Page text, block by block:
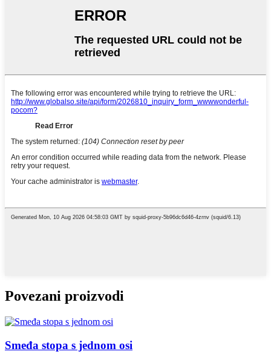
Povezani proizvodi
Smeđa stopa s jednom osi